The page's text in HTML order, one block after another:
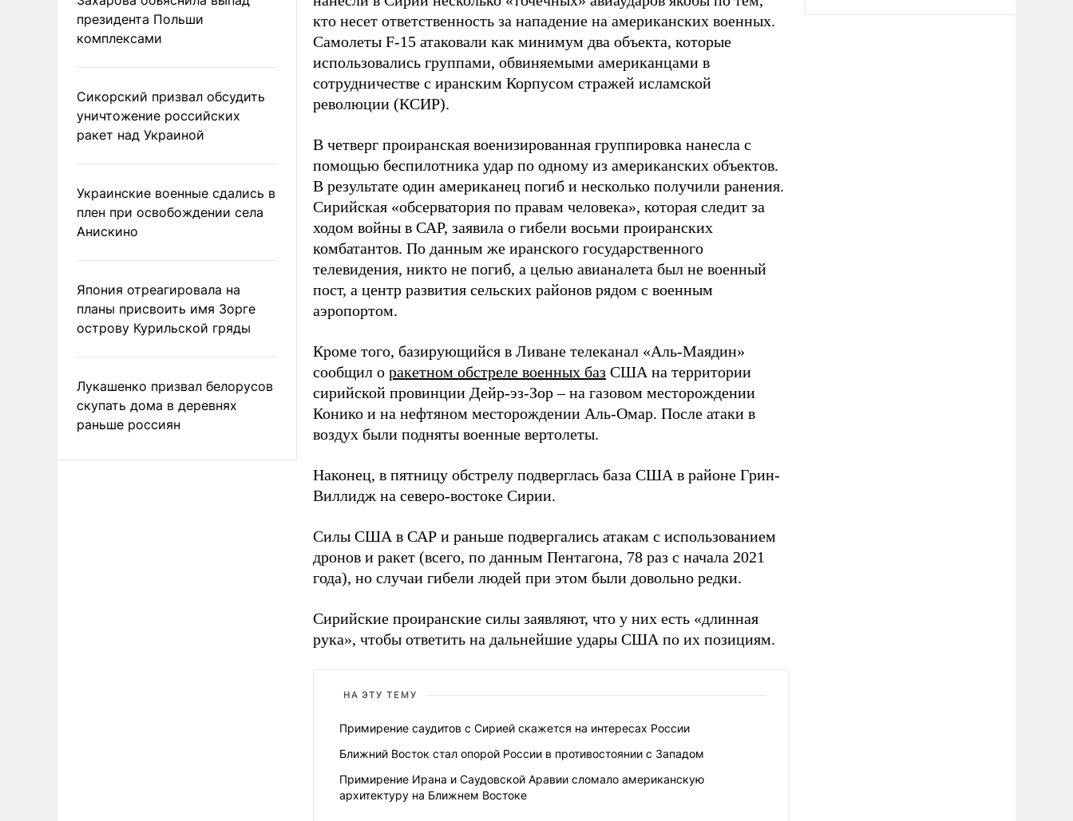
президента Польши
комплексами
Сикорский призвал обсудить
уничтожение российских
ракет над Украиной
Украинские военные сдались в
плен при освобождении села
Анискино
Япония отреагировала на
планы присвоить имя Зорге
острову Курильской гряды
Лукашенко призвал белорусов
скупать дома в деревнях
раньше россиян
кто несет ответственность за нападение на американских военных.
Самолеты F-15 атаковали как минимум два объекта, которые
использовались группами, обвиняемыми американцами в
сотрудничестве с иранским Корпусом стражей исламской
революции (КСИР).
В четверг проиранская военизированная группировка нанесла с
помощью беспилотника удар по одному из американских объектов.
В результате один американец погиб и несколько получили ранения.
Сирийская «обсерватория по правам человека», которая следит за
ходом войны в САР, заявила о гибели восьми проиранских
комбатантов. По данным же иранского государственного
телевидения, никто не погиб, а целью авианалета был не военный
пост, а центр развития сельских районов рядом с военным
аэропортом.
Кроме того, базирующийся в Ливане телеканал «Аль-Маядин»
сообщил о ракетном обстреле военных баз США на территории
сирийской провинции Дейр-эз-Зор – на газовом месторождении
Конико и на нефтяном месторождении Аль-Омар. После атаки в
воздух были подняты военные вертолеты.
Наконец, в пятницу обстрелу подверглась база США в районе Грин-
Виллидж на северо-востоке Сирии.
Силы США в САР и раньше подвергались атакам с использованием
дронов и ракет (всего, по данным Пентагона, 78 раз с начала 2021
года), но случаи гибели людей при этом были довольно редки.
Сирийские проиранские силы заявляют, что у них есть «длинная
рука», чтобы ответить на дальнейшие удары США по их позициям.
НА ЭТУ ТЕМУ
Примирение саудитов с Сирией скажется на интересах России
Ближний Восток стал опорой России в противостоянии с Западом
Примирение Ирана и Саудовской Аравии сломало американскую
архитектуру на Ближнем Востоке